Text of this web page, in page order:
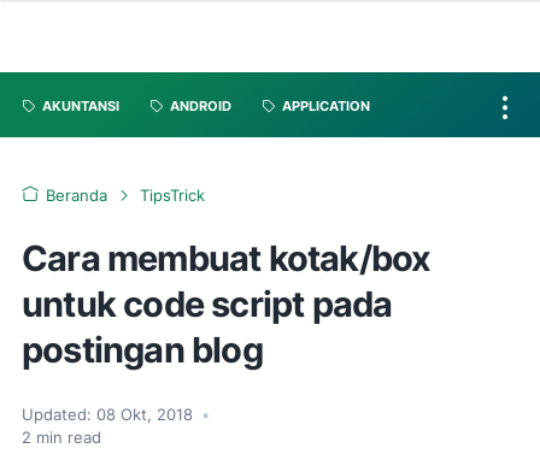
AKUNTANSI ANDROID APPLICATION
Beranda TipsTrick
Cara membuat kotak/box
untuk code script pada
postingan blog
Updated: 08 Okt, 2018 •
2 min read